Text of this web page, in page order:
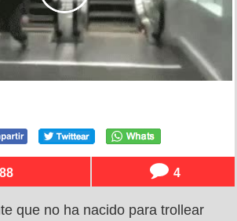
4
que no ha nacido para trollear